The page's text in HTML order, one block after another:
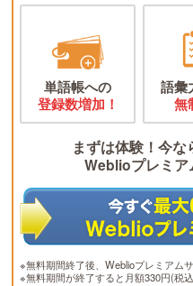
単語帳への
登録数増加！
語彙
無
まずは体験！今な
Weblioプレミア
※無料期間終了後、Weblioプレミアム
※無料期間が終了すると月額330円(税